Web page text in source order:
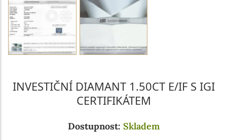
INVESTIČNÍ DIAMANT 1.50CT E/IF S IGI
CERTIFIKÁTEM
Dostupnost: Skladem